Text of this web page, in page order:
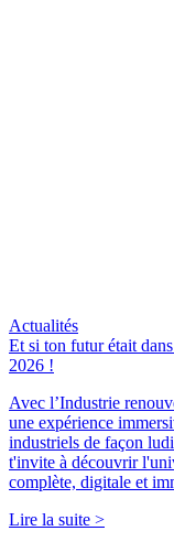
Actualités
Et si ton futur était
2026 !
Avec l’Industrie
une expérience
industriels de façon
t'invite à découvrir
complète, digitale et
Lire la suite >